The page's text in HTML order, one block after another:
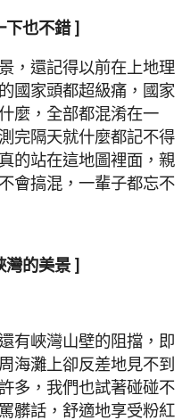
下也不錯 ]
，還記得以前在上地理
國家頭都超級痛，國家
麼，全部都混淆在一
完隔天就什麼都記不得
的站在這地圖裡面，親
會搞混，一輩子都忘不
灣的美景 ]
有峽灣山壁的阻擋，即
海灘上卻反差地見不到
多，我們也試著碰碰不
髒話，舒適地享受粉紅